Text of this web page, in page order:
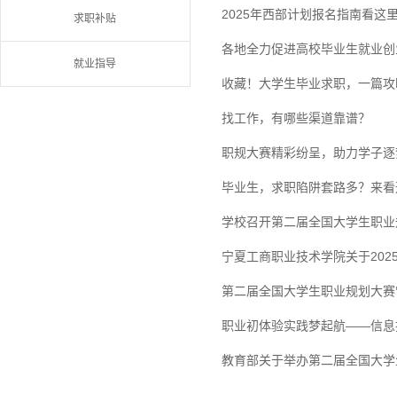
求职补贴
就业指导
2025年西部计划报名指南看这
各地全力促进高校毕业生就业
收藏！大学生毕业求职，一篇
找工作，有哪些渠道靠谱？
职规大赛精彩纷呈，助力学子
毕业生，求职陷阱套路多？来
学校召开第二届全国大学生职
宁夏工商职业技术学院关于
第二届全国大学生职业规划大
职业初体验实践梦起航——信息
教育部关于举办第二届全国大